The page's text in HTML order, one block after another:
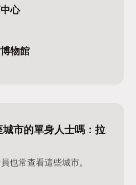
心
物館
市的單身人士嗎：拉
也常查看這些城市。